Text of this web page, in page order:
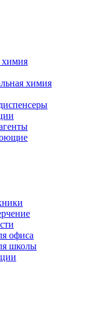
химия
химия
офиса
школы